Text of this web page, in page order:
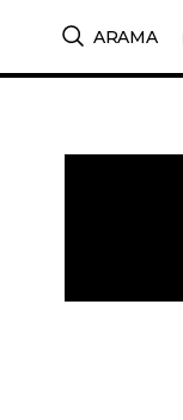
ARAMA